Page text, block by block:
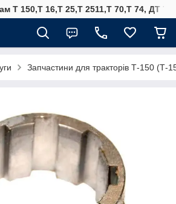
Т 150,Т 16,Т 25,Т 2511,Т 70,Т 74, ДТ
Запчастини для тракторів Т-150